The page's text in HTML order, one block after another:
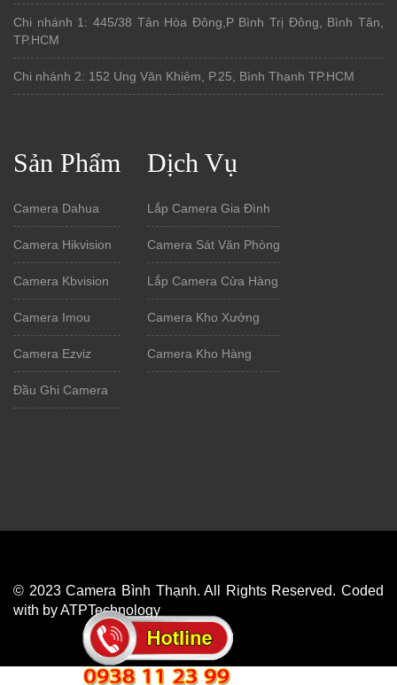
Chi nhánh 1: 445/38 Tân Hòa Đông,P Bình Trị Đông, Bình Tân,
TP.HCM
Chi nhánh 2: 152 Ung Văn Khiêm, P.25, Bình Thạnh TP.HCM
Sản Phẩm
Camera Dahua
Camera Hikvision
Camera Kbvision
Camera Imou
Camera Ezviz
Đầu Ghi Camera
Dịch Vụ
Lắp Camera Gia Đình
Camera Sát Văn Phòng
Lắp Camera Cửa Hàng
Camera Kho Xưởng
Camera Kho Hàng
© 2023 Camera Bình Thạnh. All Rights Reserved. Coded
with by ATPTechnology